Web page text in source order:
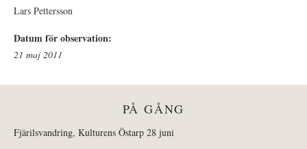
Lars Pettersson
Datum för observation:
21 maj 2011
PÅ GÅNG
Fjärilsvandring, Kulturens Östarp 28 juni